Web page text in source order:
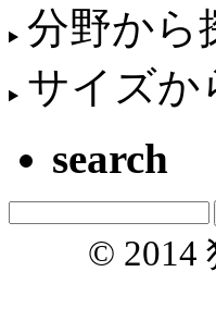
分野から
サイズか
search
© 2014